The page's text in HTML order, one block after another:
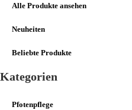
Alle Produkte ansehen
Neuheiten
Beliebte Produkte
Kategorien
Pfotenpflege